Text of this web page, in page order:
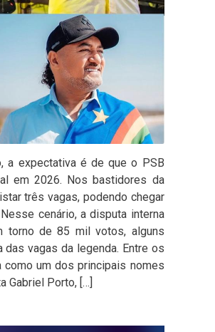
a expectativa é de que o PSB
em 2026. Nos bastidores da
três vagas, podendo chegar
cenário, a disputa interna
torno de 85 mil votos, alguns
vagas da legenda. Entre os
um dos principais nomes
Gabriel Porto, […]